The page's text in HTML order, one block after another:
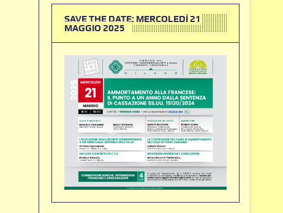
SAVE THE DATE: MERCOLEDÌ 21
MAGGIO 2025